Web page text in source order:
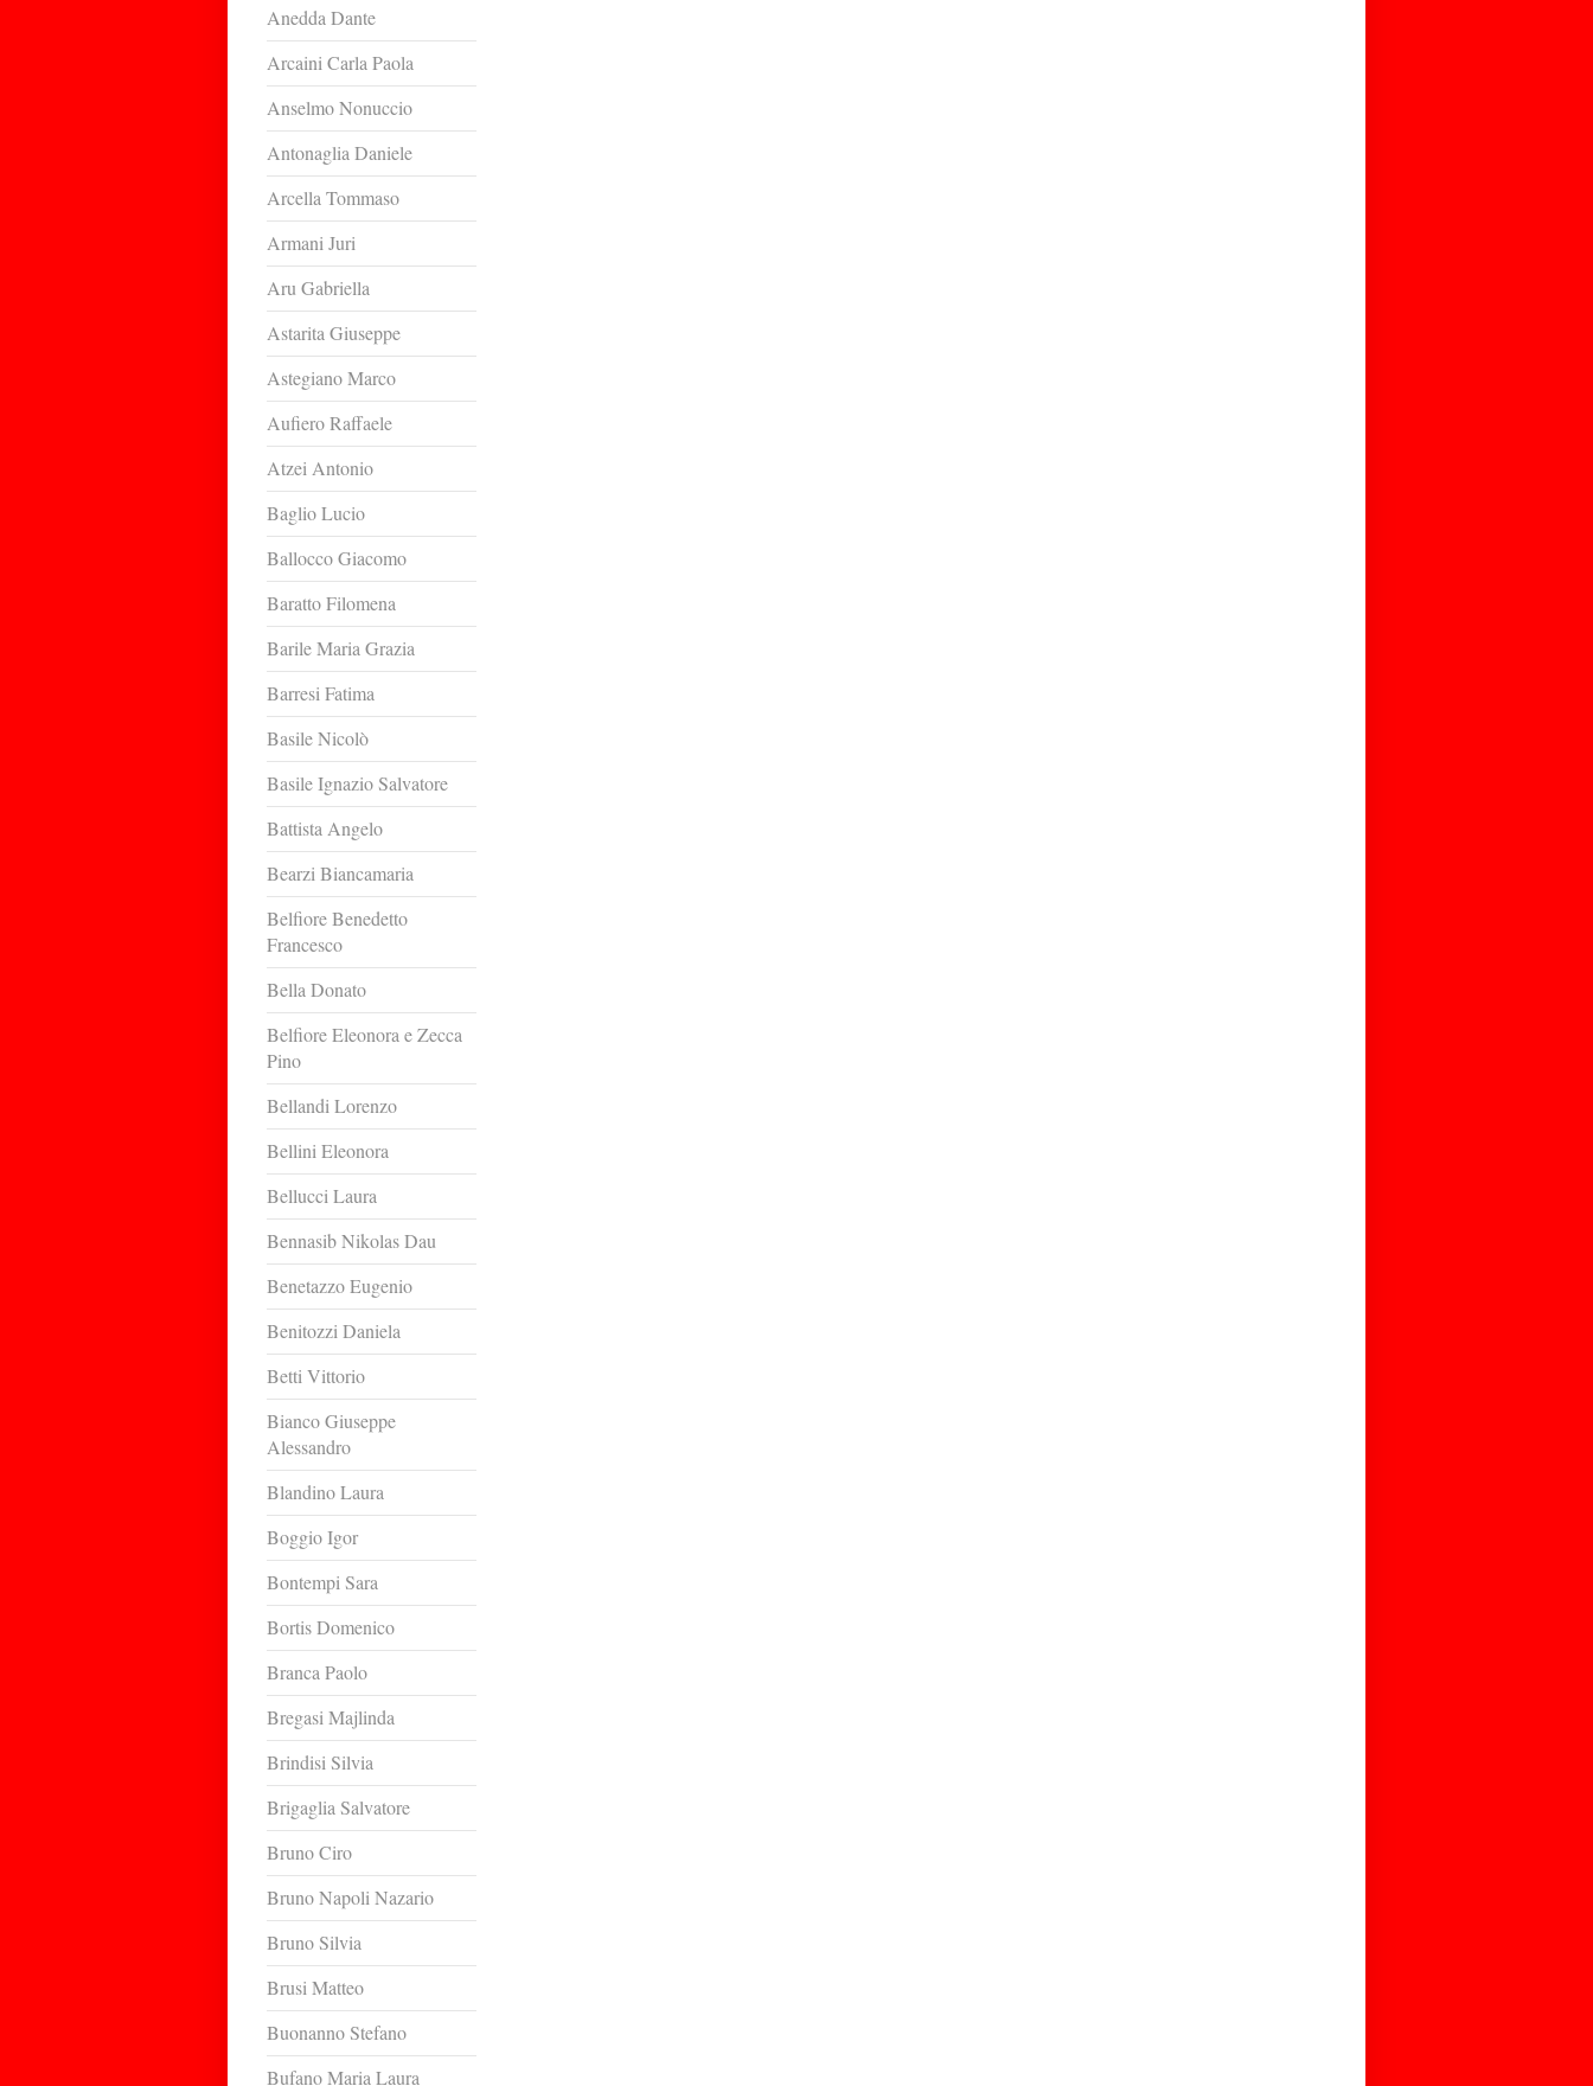
Anedda Dante
Arcaini Carla Paola
Anselmo Nonuccio
Antonaglia Daniele
Arcella Tommaso
Armani Juri
Aru Gabriella
Astarita Giuseppe
Astegiano Marco
Aufiero Raffaele
Atzei Antonio
Baglio Lucio
Ballocco Giacomo
Baratto Filomena
Barile Maria Grazia
Barresi Fatima
Basile Nicolò
Basile Ignazio Salvatore
Battista Angelo
Bearzi Biancamaria
Belfiore Benedetto
Francesco
Bella Donato
Belfiore Eleonora e Zecca
Pino
Bellandi Lorenzo
Bellini Eleonora
Bellucci Laura
Bennasib Nikolas Dau
Benetazzo Eugenio
Benitozzi Daniela
Betti Vittorio
Bianco Giuseppe
Alessandro
Blandino Laura
Boggio Igor
Bontempi Sara
Bortis Domenico
Branca Paolo
Bregasi Majlinda
Brindisi Silvia
Brigaglia Salvatore
Bruno Ciro
Bruno Napoli Nazario
Bruno Silvia
Brusi Matteo
Buonanno Stefano
Bufano Maria Laura